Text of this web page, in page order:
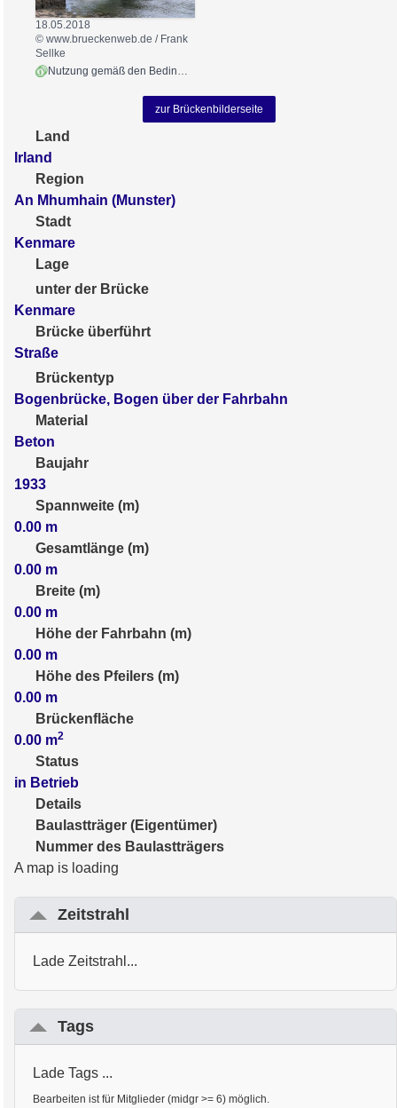
18.05.2018
© www.brueckenweb.de / Frank
Sellke
Nutzung gemäß den Bedingungen
zur Brückenbilderseite
Land
Irland
Region
An Mhumhain (Munster)
Stadt
Kenmare
Lage
unter der Brücke
Kenmare
Brücke überführt
Straße
Brückentyp
Bogenbrücke, Bogen über der Fahrbahn
Material
Beton
Baujahr
1933
Spannweite (m)
0.00 m
Gesamtlänge (m)
0.00 m
Breite (m)
0.00 m
Höhe der Fahrbahn (m)
0.00 m
Höhe des Pfeilers (m)
0.00 m
Brückenfläche
0.00 m2
Status
in Betrieb
Details
Baulastträger (Eigentümer)
Nummer des Baulastträgers
A map is loading
Zeitstrahl
Lade Zeitstrahl...
Tags
Lade Tags ...
Bearbeiten ist für Mitglieder (midgr >= 6) möglich.